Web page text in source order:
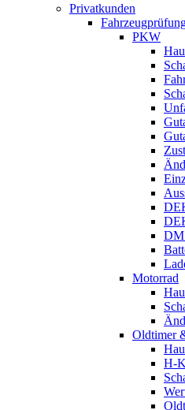
Privatkunden
PKW
Motorrad
Oldtimer
H-